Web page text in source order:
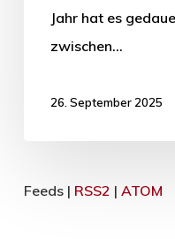
Jahr hat es
zwischen…
26. September 2025
Feeds | RSS2 | ATOM